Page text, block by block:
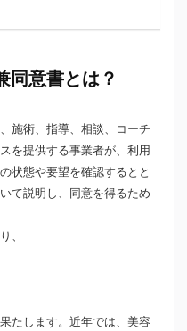
同意書とは？
施術、指導、相談、コーチ
を提供する事業者が、利用
状態や要望を確認するとと
て説明し、同意を得るため
、
たします。近年では、美容